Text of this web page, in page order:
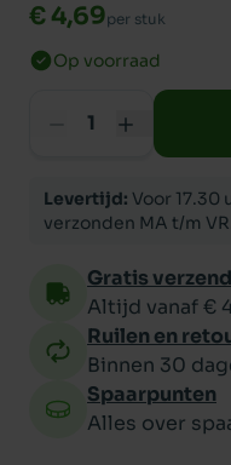
€ 4,69per stuk
Op voorraad
Levertijd: Voor 17.30
verzonden MA t/m
Gratis
Altijd vanaf €
Ruilen en
Binnen 30
Spaarpunten
Alles over